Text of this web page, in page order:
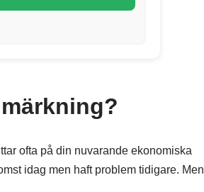
ofta på din nuvarande ekonomiska
idag men haft problem tidigare. Men